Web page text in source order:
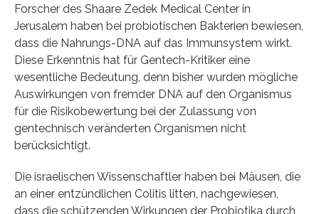
Forscher des Shaare Zedek Medical Center in
Jerusalem haben bei probiotischen Bakterien bewiesen,
dass die Nahrungs-DNA auf das Immunsystem wirkt.
Diese Erkenntnis hat für Gentech-Kritiker eine
wesentliche Bedeutung, denn bisher wurden mögliche
Auswirkungen von fremder DNA auf den Organismus
für die Risikobewertung bei der Zulassung von
gentechnisch veränderten Organismen nicht
berücksichtigt.
Die israelischen Wissenschaftler haben bei Mäusen, die
an einer entzündlichen Colitis litten, nachgewiesen,
dass die schützenden Wirkungen der Probiotika durch